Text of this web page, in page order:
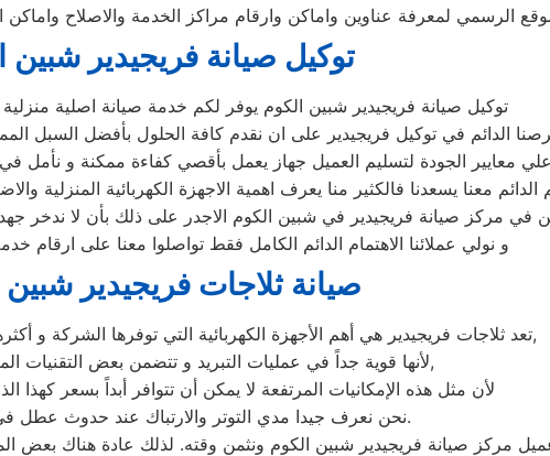
الرسمي لمعرفة عناوين واماكن وارقام مراكز الخدمة والاصلاح
توكيل صيانة فريجيدير شبين
توكيل صيانة فريجيدير شبين الكوم يوفر لكم خدمة صيانة اصلية
الدائم في توكيل فريجيدير على ان نقدم كافة الحلول بأفضل السبل
معايير الجودة لتسليم العميل جهاز يعمل بأقصي كفاءة ممكنة و نأمل
معنا يسعدنا فالكثير منا يعرف اهمية الاجهزة الكهربائية المنزلية
في مركز صيانة فريجيدير في شبين الكوم الاجدر على ذلك بأن لا ندخر
و نولي عملائنا الاهتمام الدائم الكامل فقط تواصلوا معنا على ارقام
صيانة ثلاجات فريجيدير شبين
تعد ثلاجات فريجيدير هي أهم الأجهزة الكهربائية التي توفرها الشركة و أكثرها مبيعاً بين بقية المنتجات الأخرى,
لأنها قوية جداً في عمليات التبريد و تتضمن بعض التقنيات المتميزة كتقنية الانفلتر,
لأن مثل هذه الإمكانيات المرتفعة لا يمكن أن تتوافر أبداً بسعر كهذا
نحن نعرف جيدا مدي التوتر والارتباك عند حدوث عطل في ثلاجة فريجيدير.